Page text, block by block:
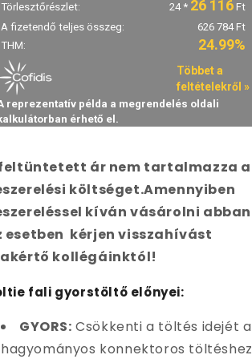
ár nem tartalmazza a
költséget.Amennyiben
kíván vásárolni abban
esetben kérjen visszahívást
kollégáinktól!
fali gyorstöltő előnyei:
GYORS: Csökkenti a töltés idejét a
hagyományos konnektoros töltéshez